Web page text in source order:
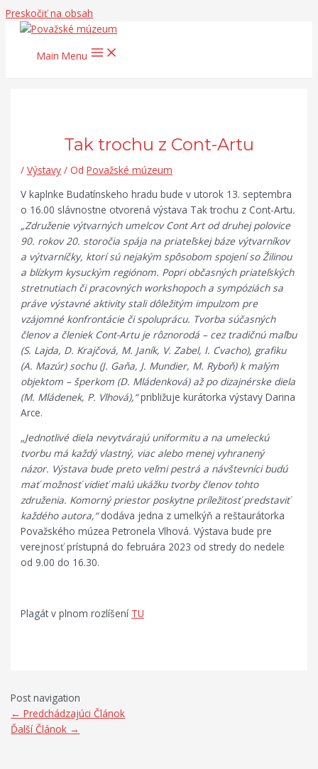
Preskočiť na obsah
Main Menu
Tak trochu z Cont-Artu
/Výstavy / Od Považské múzeum
V kaplnke Budatínskeho hradu bude v utorok 13. septembra
o 16.00 slávnostne otvorená výstava Tak trochu z Cont-Artu.
„Združenie výtvarných umelcov Cont Art od druhej polovice
90. rokov 20. storočia spája na priateľskej báze výtvarníkov
a výtvarníčky, ktorí sú nejakým spôsobom spojení so Žilinou
a blízkym kysuckým regiónom. Popri občasných priateľských
stretnutiach či pracovných workshopoch a sympóziách sa
práve výstavné aktivity stali dôležitým impulzom pre
vzájomné konfrontácie či spoluprácu. Tvorba súčasných
členov a členiek Cont-Artu je rôznorodá – cez tradičnú maľbu
(S. Lajda, D. Krajčová, M. Janík, V. Zabel, I. Cvacho), grafiku
(A. Mazúr) sochu (J. Gaňa, J. Mundier, M. Ryboň) k malým
objektom – šperkom (D. Mládenková) až po dizajnérske diela
(M. Mládenek, P. Vlhová),“približuje kurátorka výstavy Darina
Arce.
„Jednotlivé diela nevytvárajú uniformitu a na umeleckú
tvorbu má každý vlastný, viac alebo menej vyhranený
názor. Výstava bude preto veľmi pestrá a návštevníci budú
mať možnosť vidieť malú ukážku tvorby členov tohto
združenia. Komorný priestor poskytne príležitosť predstaviť
každého autora,“dodáva jedna z umelkýň a reštaurátorka
Považského múzea Petronela Vlhová. Výstava bude pre
verejnosť prístupná do februára 2023 od stredy do nedele
od 9.00 do 16.30.
Plagát v plnom rozlíšení TU
Post navigation
← Predchádzajúci Článok
Ďalší Článok →